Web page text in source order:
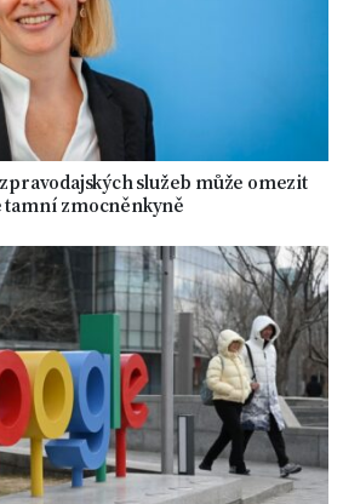
služeb může omezit
tamní zmocněnkyně